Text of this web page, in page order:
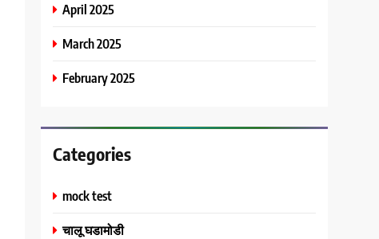
April 2025
March 2025
February 2025
Categories
mock test
चालू घडामोडी